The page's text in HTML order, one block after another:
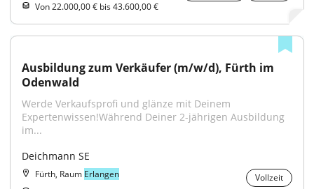
Von 22.000,00 € bis 43.600,00 €
Ausbildung zum Verkäufer (m/w/d), Fürth im
Odenwald
Werde Verkaufsprofi und glänze mit Deinem
Expertenwissen!Während Deiner 2-jährigen Ausbildung
im...
Deichmann SE
Fürth, Raum Erlangen
Vollzeit